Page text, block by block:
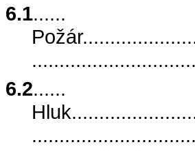
6.1......
6.2......